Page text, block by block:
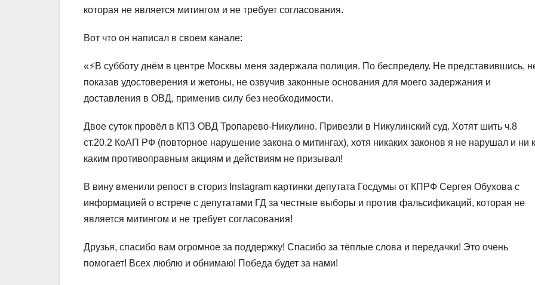
которая не является митингом и не требует согласования.
Вот что он написал в своем канале:
«⚡️В субботу днём в центре Москвы меня задержала полиция. По беспределу. Не представившись,
показав удостоверения и жетоны, не озвучив законные основания для моего задержания и
доставления в ОВД, применив силу без необходимости.
Двое суток провёл в КПЗ ОВД Тропарево-Никулино. Привезли в Никулинский суд. Хотят шить ч.8
ст.20.2 КоАП РФ (повторное нарушение закона о митингах), хотя никаких законов я не нарушал и ни к
каким противоправным акциям и действиям не призывал!
В вину вменили репост в сториз Instagram картинки депутата Госдумы от КПРФ Сергея Обухова с
информацией о встрече с депутатами ГД за честные выборы и против фальсификаций, которая не
является митингом и не требует согласования!
Друзья, спасибо вам огромное за поддержку! Спасибо за тёплые слова и передачки! Это очень
помогает! Всех люблю и обнимаю! Победа будет за нами!